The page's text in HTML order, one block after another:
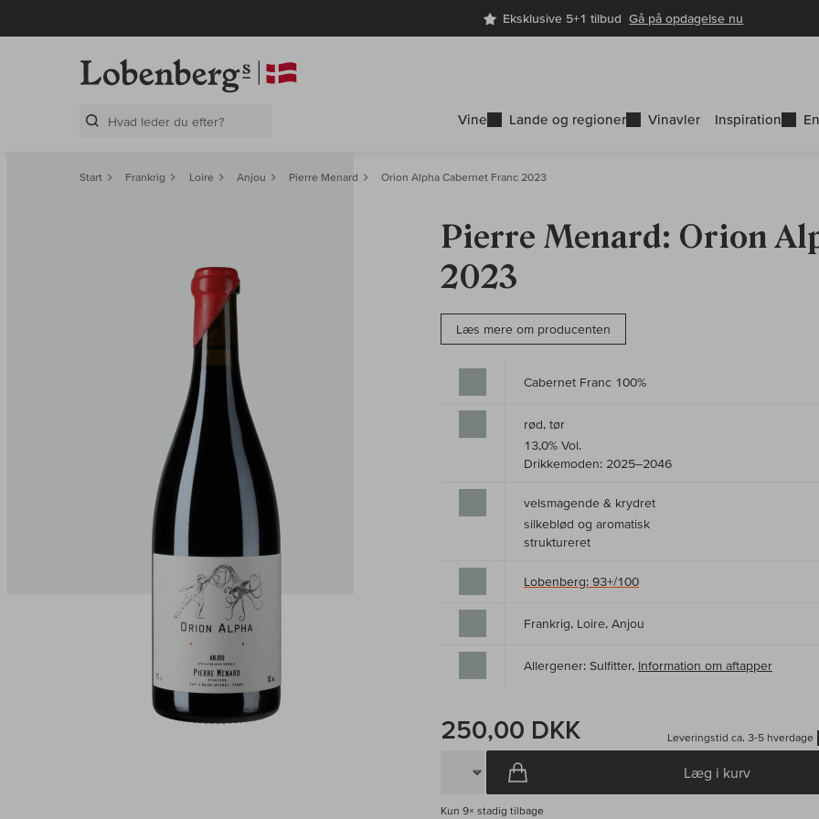
Eksklusive 5+1 tilbudGå på opdagelse nu
Vine Lande og regioner Vinavler Inspiration
Start Frankrig Loire Anjou Pierre Menard Orion Alpha Cabernet Franc 2023
Pierre Menard: Orion
2023
Læs mere om producenten
Cabernet Franc 100%
rød, tør
13,0% Vol.
Drikkemoden: 2025–2046
velsmagende & krydret
silkeblød og aromatisk
struktureret
Lobenberg: 93+/100
Frankrig, Loire, Anjou
Allergener: Sulfitter, Information om aftapper
250,00 DKK Leveringstid ca. 3-5 hverdage
Læg i kurv
Kun 9× stadig tilbage